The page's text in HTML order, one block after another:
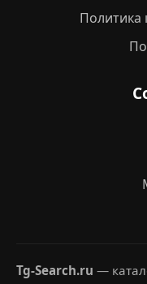
Политика
Tg-Search.ru —